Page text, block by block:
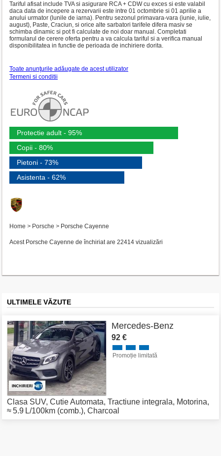
Tariful afisat include TVA si asigurare RCA + CDW cu exces si este valabil
daca data de incepere a rezervarii este intre 01 octombrie si 01 aprilie a
anului urmator (lunile de iarna). Pentru sezonul primavara-vara (iunie, iulie,
august), Paste, Craciun, si orice alte sarbatori tarifele difera masiv se
schimba dinamic si pot fi calculate de noi doar manual. Completati
formularul de cerere oferta pentru a va calcula tariful si a verifica manual
disponibilitatea in functie de perioada de inchiriere dorita.
Toate anunţurile adăugate de acest utilizator
Termeni si conditii
Protectie adult - 95%
Copii - 80%
Pietoni - 73%
Asistenta - 62%
Home > Porsche > Porsche Cayenne
Acest Porsche Cayenne de închiriat are 22414 vizualizări
ULTIMELE VĂZUTE
Mercedes-Benz
92 €
Promoție limitată
Clasa SUV, Cutie Automata, Tractiune integrala, Motorina,
≈ 5.9 L/100km (comb.), Charcoal